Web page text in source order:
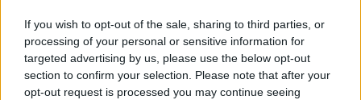
If you wish to opt-out of the sale, sharing to third parties, or
processing of your personal or sensitive information for
targeted advertising by us, please use the below opt-out
section to confirm your selection. Please note that after your
opt-out request is processed you may continue seeing
Το κάλεσμα είναι για τις18:30, στον
Κινηματογράφο Ολύμπιον, στην Πλατεία
Αριστοτέλουςόπου και θα παρουσιαστούν οι
βασικές αρχές, οι στόχοι και η φυσιογνωμία